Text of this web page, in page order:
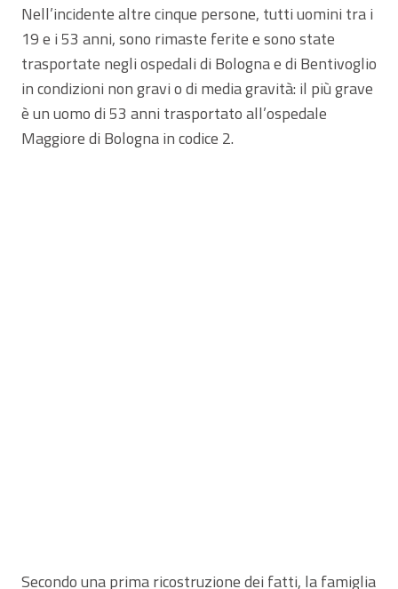
Nell’incidente altre cinque persone, tutti uomini tra i
19 e i 53 anni, sono rimaste ferite e sono state
trasportate negli ospedali di Bologna e di Bentivoglio
in condizioni non gravi o di media gravità: il più grave
è un uomo di 53 anni trasportato all’ospedale
Maggiore di Bologna in codice 2.
Secondo una prima ricostruzione dei fatti, la famiglia